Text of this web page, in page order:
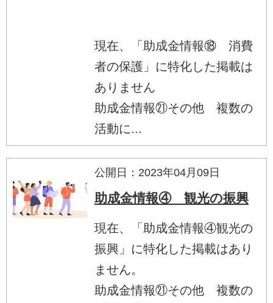
現在、「助成金情報⑱ 消費
者の保護」に特化した掲載は
ありません
助成金情報㉑その他 複数の
活動に...
公開日：2023年04月09日
助成金情報④ 観光の振興
現在、「助成金情報④観光の
振興」に特化した掲載はあり
ません。
助成金情報㉑その他 複数の